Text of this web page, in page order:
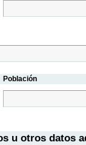
Población
u otros datos